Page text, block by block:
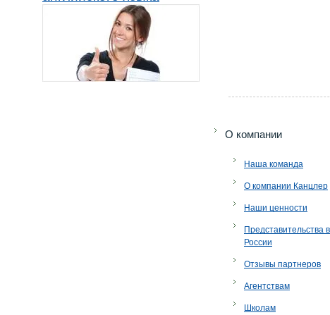
O компании
Наша команда
О компании Канцлер
Наши ценности
Представительства в
России
Отзывы партнеров
Агентствам
Школам